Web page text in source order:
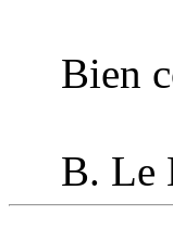
Bien
B. Le